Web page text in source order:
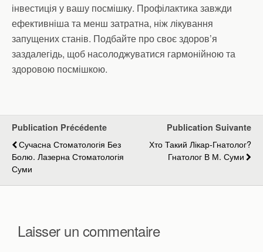
інвестиція у вашу посмішку. Профілактика завжди
ефективніша та менш затратна, ніж лікування
запущених станів. Подбайте про своє здоров’я
заздалегідь, щоб насолоджуватися гармонійною та
здоровою посмішкою.
Publication Précédente
Сучасна Стоматологія Без
Болю. Лазерна Стоматологія
Суми
Publication Suivante
Хто Такий Лікар-Гнатолог?
Гнатолог В М. Суми
Laisser un commentaire